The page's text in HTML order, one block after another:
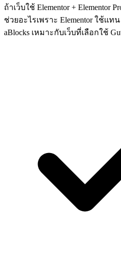
ถ้าเว็บใช้ Elementor + Elementor
ช่วยอะไรเพราะ Elementor ใช้แท
aBlocks เหมาะกับเว็บที่เลือกใช้